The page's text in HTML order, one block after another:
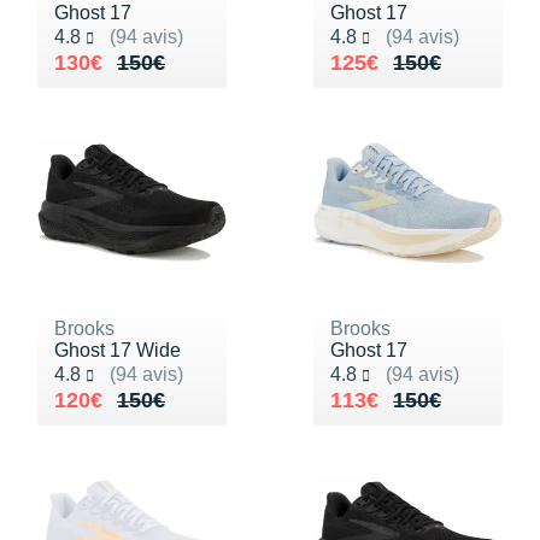
Ghost 17
4.8
(94 avis)
Noté 4.8 sur 5
150€
Au lieu de 150€
130€
Vendu 130€
Ghost 17
4.8
(94 avis)
Noté 4.8 sur 5
150€
Au lieu de 150€
125€
Vendu 125€
Brooks
Ghost 17 Wide
4.8
(94 avis)
Noté 4.8 sur 5
150€
Au lieu de 150€
120€
Vendu 120€
Brooks
Ghost 17
4.8
(94 avis)
Noté 4.8 sur 5
150€
Au lieu de 150€
113€
Vendu 113€